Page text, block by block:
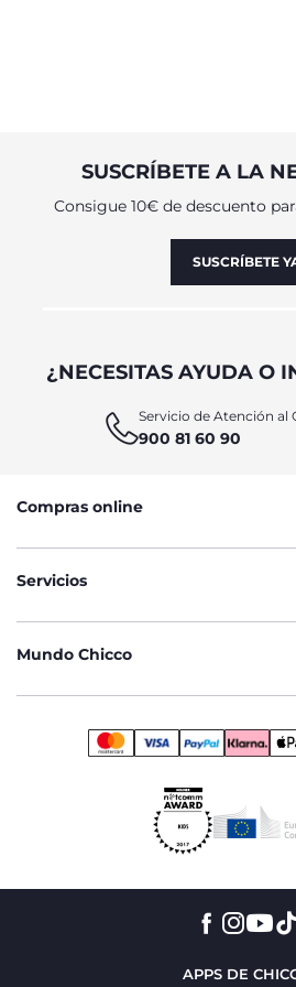
SUSCRÍBETE A LA
Consigue 10€ de descuento
SUSCRÍBETE
¿NECESITAS AYUDA O
Servicio de Atención al
900 81 60 90
Compras online
Servicios
Mundo Chicco
APPS DE